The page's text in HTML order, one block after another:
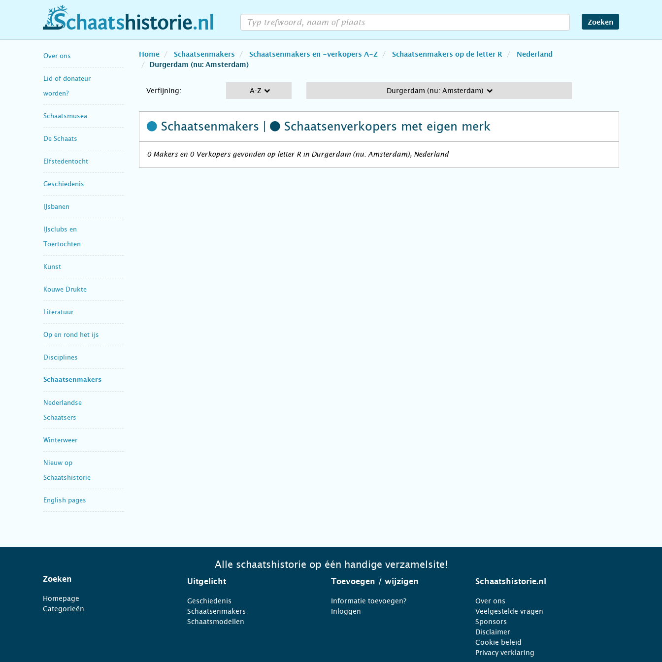
schaatshistorie.nl Zoeken
Over ons
Lid of donateur
worden?
Schaatsmusea
De Schaats
Elfstedentocht
Geschiedenis
IJsbanen
IJsclubs en
Toertochten
Kunst
Kouwe Drukte
Literatuur
Op en rond het ijs
Disciplines
Schaatsenmakers
Nederlandse
Schaatsers
Winterweer
Nieuw op
Schaatshistorie
English pages
Home Schaatsenmakers Schaatsenmakers en -verkopers A-Z Schaatsenmakers op de letter R
Nederland
Durgerdam (nu: Amsterdam)
Verfijning: A-Z Durgerdam (nu: Amsterdam)
Schaatsenmakers | Schaatsenverkopers met eigen merk
0 Makers en 0 Verkopers gevonden op letter R in Durgerdam (nu: Amsterdam), Nederland
Alle schaatshistorie op één handige verzamelsite!
Zoeken
Homepage
Categorieën
Uitgelicht
Geschiedenis
Schaatsenmakers
Schaatsmodellen
Toevoegen / wijzigen
Informatie toevoegen?
Inloggen
Schaatshistorie.nl
Over ons
Veelgestelde vragen
Sponsors
Disclaimer
Cookie beleid
Privacy verklaring